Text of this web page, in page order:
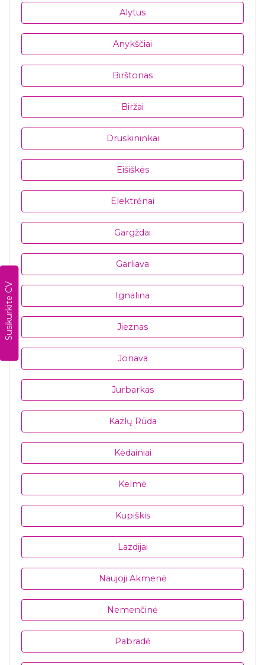
Susikurkite CV
Alytus
Anykščiai
Birštonas
Biržai
Druskininkai
Eišiškės
Elektrėnai
Gargždai
Garliava
Ignalina
Jieznas
Jonava
Jurbarkas
Kazlų Rūda
Kėdainiai
Kelmė
Kupiškis
Lazdijai
Naujoji Akmenė
Nemenčinė
Pabradė